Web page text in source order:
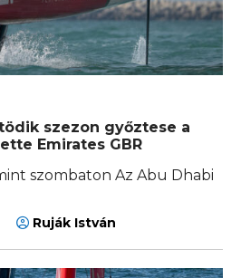
szezon győztese a
Emirates GBR
szombaton Az Abu Dhabi
Ruják István